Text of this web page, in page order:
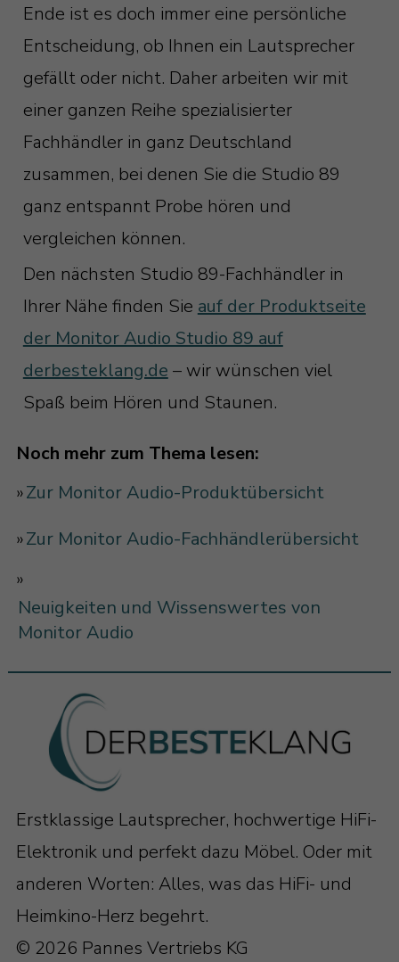
Ende ist es doch immer eine persönliche
Entscheidung, ob Ihnen ein Lautsprecher
gefällt oder nicht. Daher arbeiten wir mit
einer ganzen Reihe spezialisierter
Fachhändler in ganz Deutschland
zusammen, bei denen Sie die Studio 89
ganz entspannt Probe hören und
vergleichen können.
Den nächsten Studio 89-Fachhändler in
Ihrer Nähe finden Sie auf der Produktseite
der Monitor Audio Studio 89 auf
derbesteklang.de – wir wünschen viel
Spaß beim Hören und Staunen.
Noch mehr zum Thema lesen:
»Zur Monitor Audio-Produktübersicht
»Zur Monitor Audio-Fachhändlerübersicht
»
Neuigkeiten und Wissenswertes von
Monitor Audio
Erstklassige Lautsprecher, hochwertige HiFi-
Elektronik und perfekt dazu Möbel. Oder mit
anderen Worten: Alles, was das HiFi- und
Heimkino-Herz begehrt.
© 2026 Pannes Vertriebs KG